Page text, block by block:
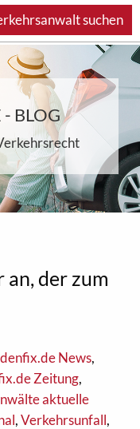
BLOG
der zum
News,
Zeitung,
aktuelle
,Verkehrsunfall,
suchen